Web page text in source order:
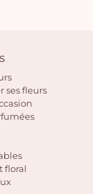
ses fleurs
floral